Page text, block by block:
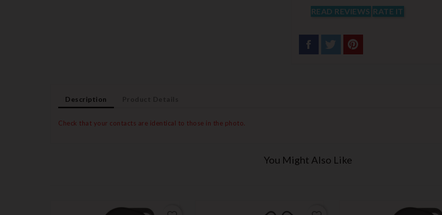
READ REVIEWS RATE IT
Description
Check that your contacts are identical to those in the photo.
You Might Also Like